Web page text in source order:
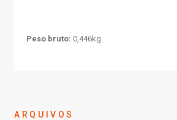
Peso bruto: 0,446kg
ARQUIVOS